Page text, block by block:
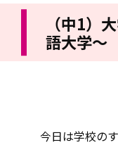
（中1）
語大学～
今日は学校の